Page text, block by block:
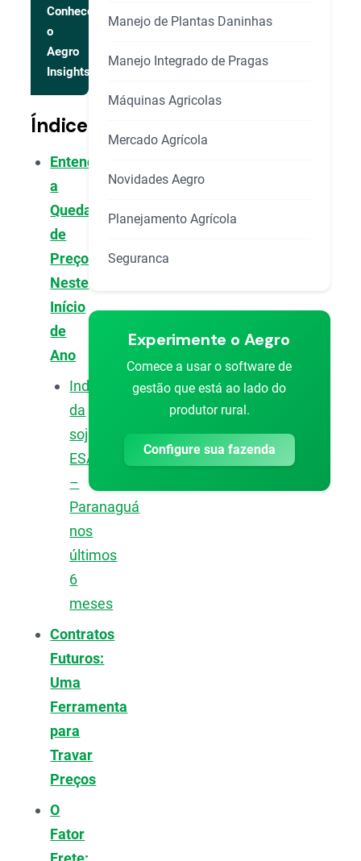
Conhecer
o
Aegro
Insights
Índice
Entenda
a
Queda
de
Preços
Neste
Início
de
Ano
Indicador
da
soja
ESALQ/BM&FBovespa
–
Paranaguá
nos
últimos
6
meses
Contratos
Futuros:
Uma
Ferramenta
para
Travar
Preços
O
Fator
Manejo de Plantas Daninhas
Manejo Integrado de Pragas
Máquinas Agricolas
Mercado Agrícola
Novidades Aegro
Planejamento Agrícola
Seguranca
Experimente o Aegro
Comece a usar o software de
gestão que está ao lado do
produtor rural.
Configure sua fazenda